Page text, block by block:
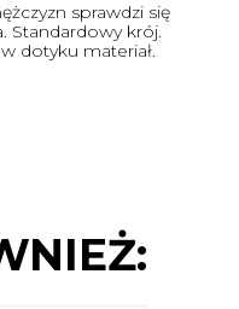
sprawdzi się
Standardowy krój.
dotyku materiał.